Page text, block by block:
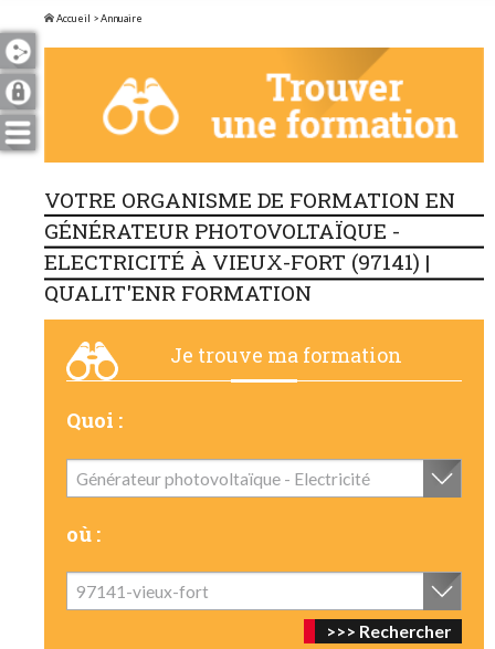
Accueil > Annuaire
VOTRE ORGANISME DE FORMATION EN
GÉNÉRATEUR PHOTOVOLTAÏQUE -
ELECTRICITÉ À VIEUX-FORT (97141) |
QUALIT'ENR FORMATION
Je trouve ma formation
Quoi :
Générateur photovoltaïque - Electricité
où :
97141-vieux-fort